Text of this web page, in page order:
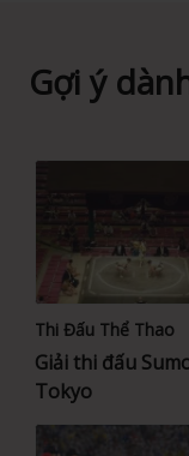
Gợi ý
Thi Đấu Thể Thao
Giải thi đấu
Tokyo